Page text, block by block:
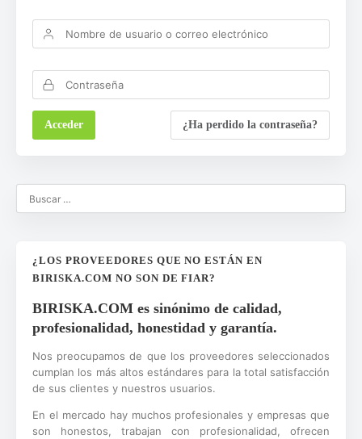
¿Ha perdido la contraseña?
¿LOS PROVEEDORES QUE NO ESTÁN EN
BIRISKA.COM NO SON DE FIAR?
BIRISKA.COM es sinónimo de calidad,
profesionalidad, honestidad y garantía.
Nos preocupamos de que los proveedores seleccionados
cumplan los más altos estándares para la total satisfacción
de sus clientes y nuestros usuarios.
En el mercado hay muchos profesionales y empresas que
son honestos, trabajan con profesionalidad, ofrecen